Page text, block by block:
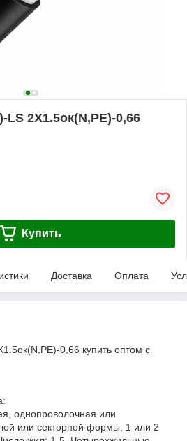
2Х1.5ок(N,РЕ)-0,66
Купить
Доставка Оплата
0,66 купить оптом с
однопроволочная или
или секторной формы, 1 или 2